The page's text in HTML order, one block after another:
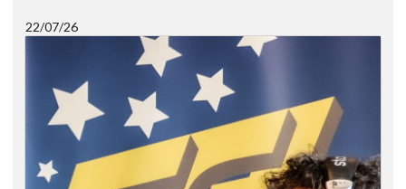
22/07/26